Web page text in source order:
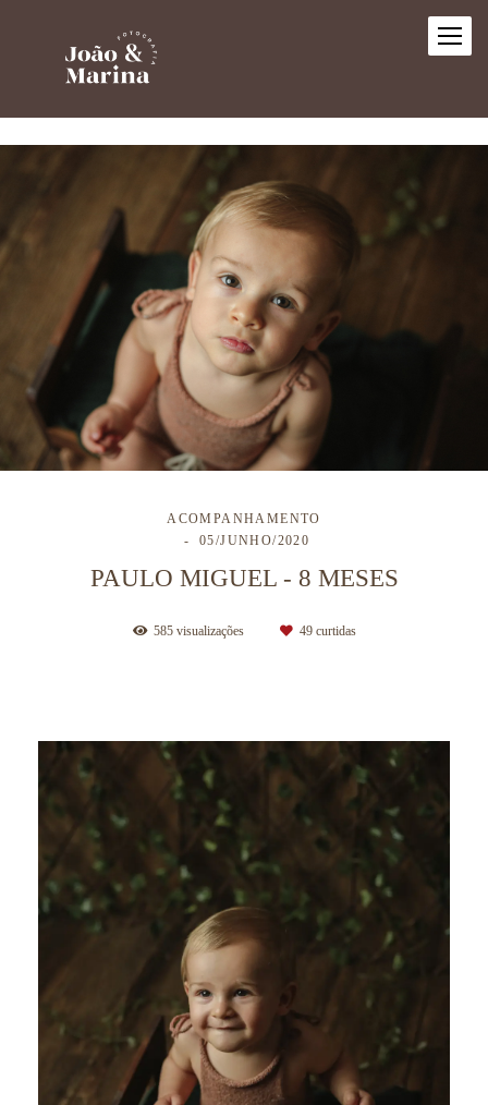
ACOMPANHAMENTO
05/JUNHO/2020
PAULO MIGUEL - 8 MESES
585visualizações 49curtidas